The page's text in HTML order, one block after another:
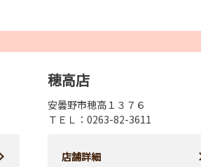
穂高店
安曇野市穂高１３７６
ＴＥＬ：0263-82-3611
店舗詳細